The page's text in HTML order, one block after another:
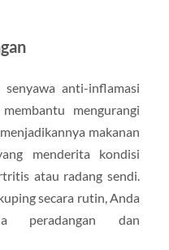
anti-inflamasi
mengurangi
makanan
menderita kondisi
atau radang sendi.
secara rutin, Anda
peradangan dan